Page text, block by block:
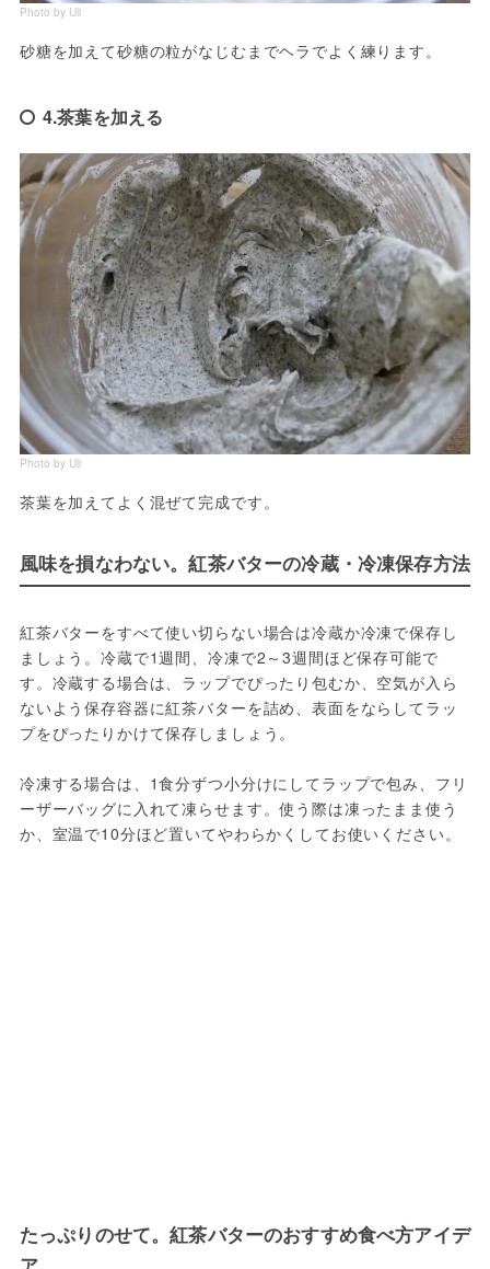
Photo by Uli
砂糖を加えて砂糖の粒がなじむまでヘラでよく練ります。
4.茶葉を加える
Photo by Uli
茶葉を加えてよく混ぜて完成です。
風味を損なわない。紅茶バターの冷蔵・冷凍保存方法
紅茶バターをすべて使い切らない場合は冷蔵か冷凍で保存し
ましょう。冷蔵で1週間、冷凍で2～3週間ほど保存可能で
す。冷蔵する場合は、ラップでぴったり包むか、空気が入ら
ないよう保存容器に紅茶バターを詰め、表面をならしてラッ
プをぴったりかけて保存しましょう。
冷凍する場合は、1食分ずつ小分けにしてラップで包み、フリ
ーザーバッグに入れて凍らせます。使う際は凍ったまま使う
か、室温で10分ほど置いてやわらかくしてお使いください。
たっぷりのせて。紅茶バターのおすすめ食べ方アイデ